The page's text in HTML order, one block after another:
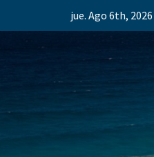
jue. Ago 6th, 2026